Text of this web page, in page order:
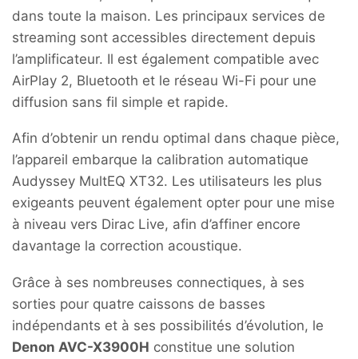
dans toute la maison. Les principaux services de
streaming sont accessibles directement depuis
l’amplificateur. Il est également compatible avec
AirPlay 2, Bluetooth et le réseau Wi-Fi pour une
diffusion sans fil simple et rapide.
Afin d’obtenir un rendu optimal dans chaque pièce,
l’appareil embarque la calibration automatique
Audyssey MultEQ XT32. Les utilisateurs les plus
exigeants peuvent également opter pour une mise
à niveau vers Dirac Live, afin d’affiner encore
davantage la correction acoustique.
Grâce à ses nombreuses connectiques, à ses
sorties pour quatre caissons de basses
indépendants et à ses possibilités d’évolution, le
Denon AVC-X3900H constitue une solution